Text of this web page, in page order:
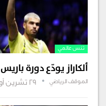
تنس عالمي
ألكاراز يودّع دورة
الموقف الرياضي 29 تشرين أول , 2025